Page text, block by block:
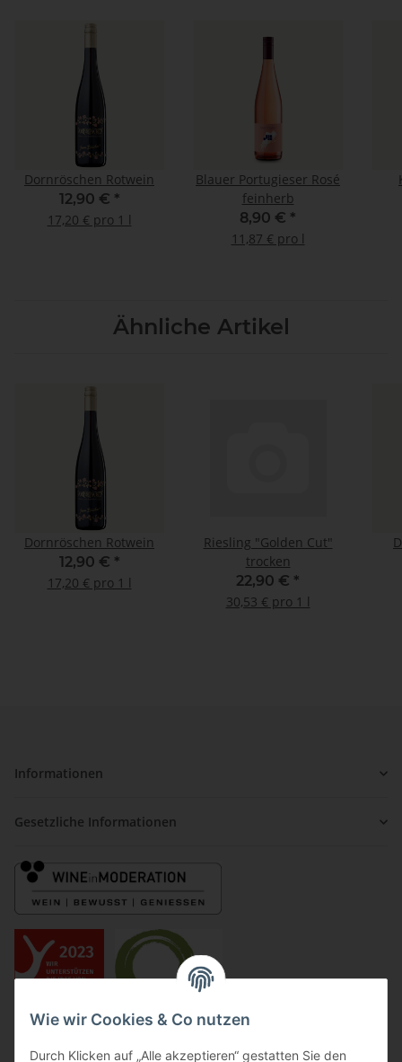
Wie wir Cookies & Co nutzen
Durch Klicken auf „Alle akzeptieren“ gestatten Sie den
Dornröschen Rotwein
12,90 € *
17,20 € pro 1 l
Blauer Portugieser Rosé
feinherb
8,90 € *
11,87 € pro l
Ähnliche Artikel
Dornröschen Rotwein
12,90 € *
17,20 € pro 1 l
Riesling "Golden Cut"
trocken
22,90 € *
30,53 € pro 1 l
Informationen
Gesetzliche Informationen